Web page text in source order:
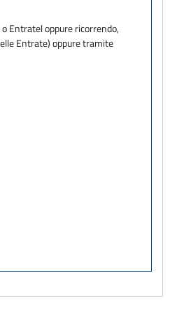
Entratel oppure ricorrendo,
Entrate) oppure tramite